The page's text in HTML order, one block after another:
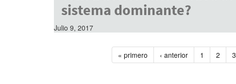
sistema dominante?
Julio 9, 2017
« primero ‹ anterior 1 2 3